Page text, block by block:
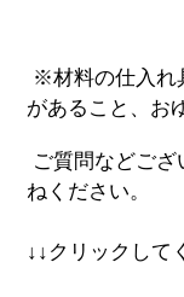
※材料の仕入れ
があること、お
ご質問などご
ねください。
↓↓クリックして